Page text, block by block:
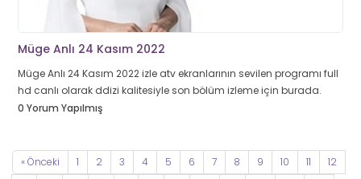
Müge Anlı 24 Kasım 2022
Müge Anlı 24 Kasım 2022 izle atv ekranlarının sevilen programı full
hd canlı olarak ddizi kalitesiyle son bölüm izleme için burada.
0 Yorum Yapılmış
« Önceki 1 2 3 4 5 6 7 8 9 10 11
12